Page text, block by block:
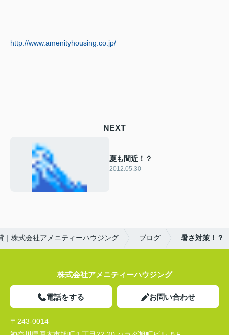
http://www.amenityhousing.co.jp/
NEXT
夏も間近！？
2012.05.30
｜株式会社アメニティーハウジング ブログ 暑さ対策！？
株式会社アメニティーハウジング
電話をする お問い合わせ
〒243-0014